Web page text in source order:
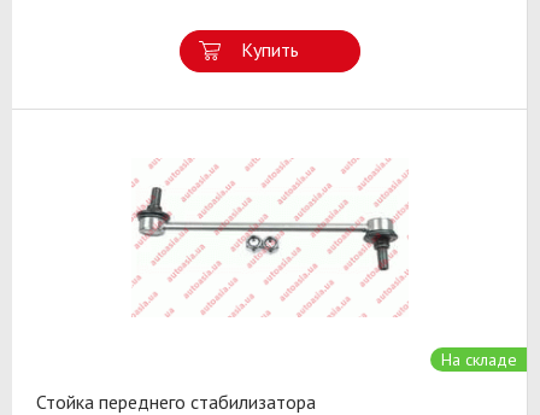
Купить
На складе
Стойка переднего стабилизатора